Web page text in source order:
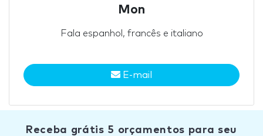
Mon
Fala espanhol, francês e italiano
E-mail
Receba grátis 5 orçamentos para seu